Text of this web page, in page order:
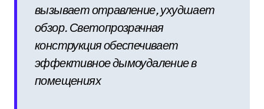
вызывает отравление, ухудшает
обзор. Светопрозрачная
конструкция обеспечивает
эффективное дымоудаление в
помещениях